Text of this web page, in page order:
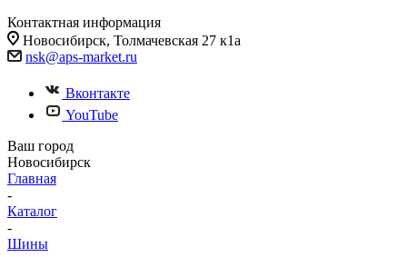
Контактная информация
Новосибирск, Толмачевская 27 к1а
nsk@aps-market.ru
Вконтакте
YouTube
Ваш город
Новосибирск
Главная
-
Каталог
-
Шины